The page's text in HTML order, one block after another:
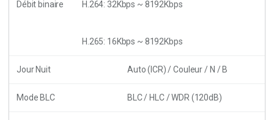
Débit binaire H.264: 32Kbps ~ 8192Kbps
H.265: 16Kbps ~ 8192Kbps
Jour Nuit Auto (ICR) / Couleur / N / B
Mode BLC BLC / HLC / WDR (120dB)